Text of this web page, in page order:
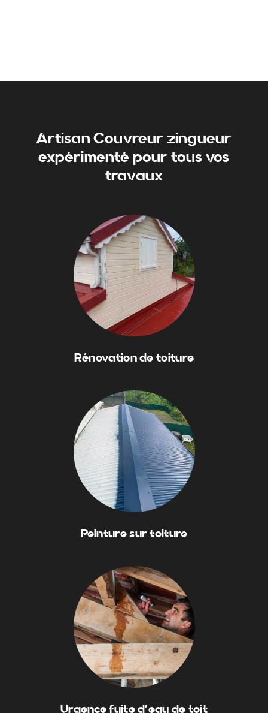
Artisan Couvreur zingueur
expérimenté pour tous vos
travaux
Rénovation de toiture
Peinture sur toiture
Urgence fuite d'eau de toit